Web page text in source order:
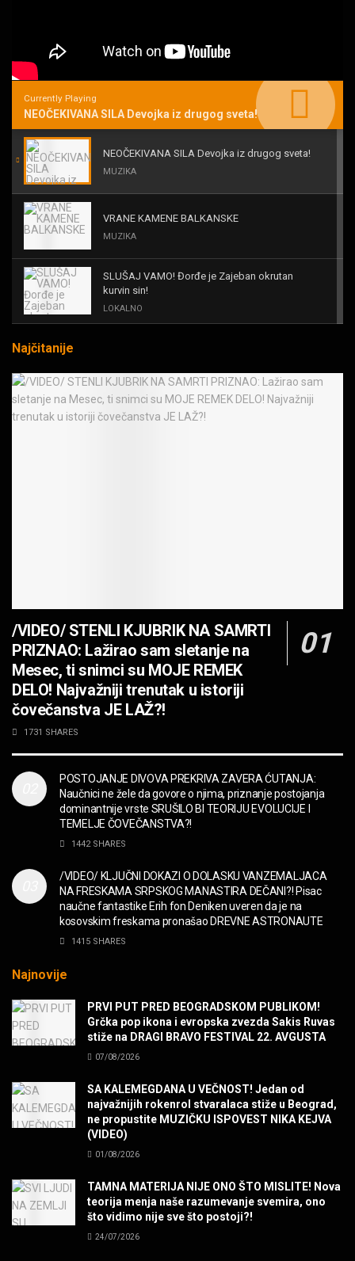
Currently Playing
NEOČEKIVANA SILA Devojka iz drugog sveta!
NEOČEKIVANA SILA Devojka iz drugog sveta!
MUZIKA
VRANE KAMENE BALKANSKE
MUZIKA
SLUŠAJ VAMO! Đorđe je Zajeban okrutan
kurvin sin!
LOKALNO
Black Sabbath for all us?!
MUZIKA
OPASNO! ZZ TOP – Beer Drinkers and
Hellraisers
MUZIKA
“Missin’ Yo’ Kissin'” BILLY ZZ TOP
MUZIKA
DIVNA! Ogi & Magnifico
FILM
MUZIKA
POVRATAK Iron Maiden The Writing On The Wall
SENIDAHHH!
Miss You! Charlie Watts
MUZIKA
Najčitanije
/VIDEO/ STENLI KJUBRIK NA SAMRTI
PRIZNAO: Lažirao sam sletanje na
Mesec, ti snimci su MOJE REMEK
DELO! Najvažniji trenutak u istoriji
čovečanstva JE LAŽ?!
1731 SHARES
POSTOJANJE DIVOVA PREKRIVA ZAVERA ĆUTANJA:
Naučnici ne žele da govore o njima, priznanje postojanja
dominantnije vrste SRUŠILO BI TEORIJU EVOLUCIJE I
TEMELJE ČOVEČANSTVA?!
1442 SHARES
/VIDEO/ KLJUČNI DOKAZI O DOLASKU VANZEMALJACA
NA FRESKAMA SRPSKOG MANASTIRA DEČANI?! Pisac
naučne fantastike Erih fon Deniken uveren da je na
kosovskim freskama pronašao DREVNE ASTRONAUTE
1415 SHARES
Najnovije
PRVI PUT PRED BEOGRADSKOM PUBLIKOM!
Grčka pop ikona i evropska zvezda Sakis Ruvas
stiže na DRAGI BRAVO FESTIVAL 22. AVGUSTA
07/08/2026
SA KALEMEGDANA U VEČNOST! Jedan od
najvažnijih rokenrol stvaralaca stiže u Beograd,
ne propustite MUZIČKU ISPOVEST NIKA KEJVA
(VIDEO)
01/08/2026
TAMNA MATERIJA NIJE ONO ŠTO MISLITE! Nova
teorija menja naše razumevanje svemira, ono
što vidimo nije sve što postoji?!
24/07/2026